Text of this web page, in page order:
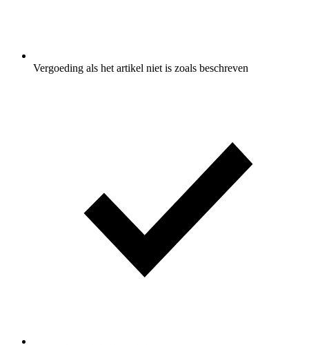
Vergoeding als het artikel niet is zoals beschreven